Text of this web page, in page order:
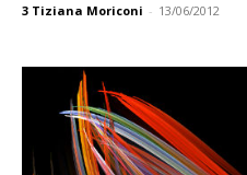
3 Tiziana Moriconi - 13/06/2012